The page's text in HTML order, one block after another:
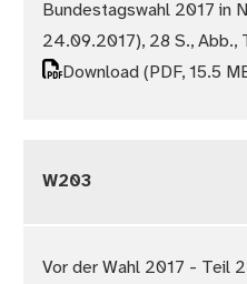
Bundestagswahl 2017 in
24.09.2017), 28 S., Abb.,
Download(PDF, 15.5
W203
Vor der Wahl 2017 - Teil